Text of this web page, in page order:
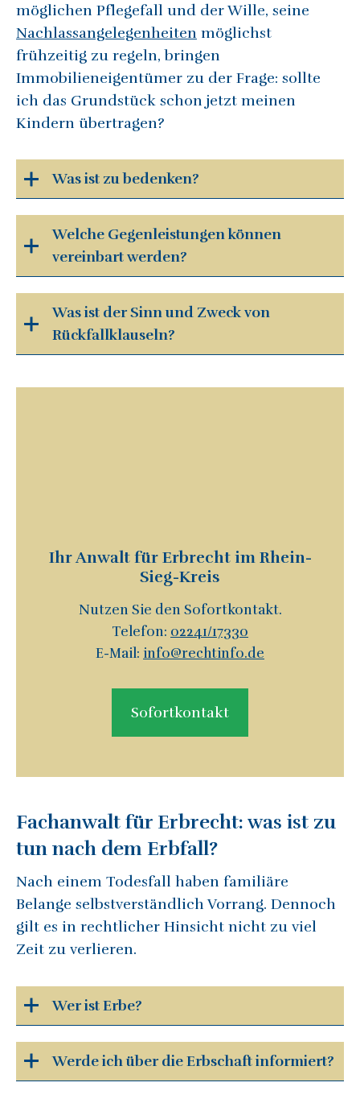
möglichen Pflegefall und der Wille, seine
Nachlassangelegenheiten möglichst
frühzeitig zu regeln, bringen
Immobilieneigentümer zu der Frage: sollte
ich das Grundstück schon jetzt meinen
Kindern übertragen?
Was ist zu bedenken?
Welche Gegenleistungen können
vereinbart werden?
Was ist der Sinn und Zweck von
Rückfallklauseln?
Ihr Anwalt für Erbrecht im Rhein-
Sieg-Kreis
Nutzen Sie den Sofortkontakt.
Telefon: 02241/17330
E-Mail: info@rechtinfo.de
Sofortkontakt
Fachanwalt für Erbrecht: was ist zu
tun nach dem Erbfall?
Nach einem Todesfall haben familiäre
Belange selbstverständlich Vorrang. Dennoch
gilt es in rechtlicher Hinsicht nicht zu viel
Zeit zu verlieren.
Wer ist Erbe?
Werde ich über die Erbschaft informiert?